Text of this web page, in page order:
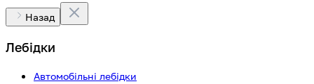
Назад
Лебідки
Автомобільні лебідки